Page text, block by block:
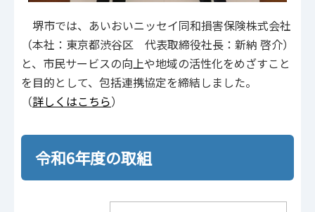
堺市では、あいおいニッセイ同和損害保険株式会社
（本社：東京都渋谷区 代表取締役社長：新納 啓介）
と、市民サービスの向上や地域の活性化をめざすこと
を目的として、包括連携協定を締結しました。
（詳しくはこちら）
令和6年度の取組